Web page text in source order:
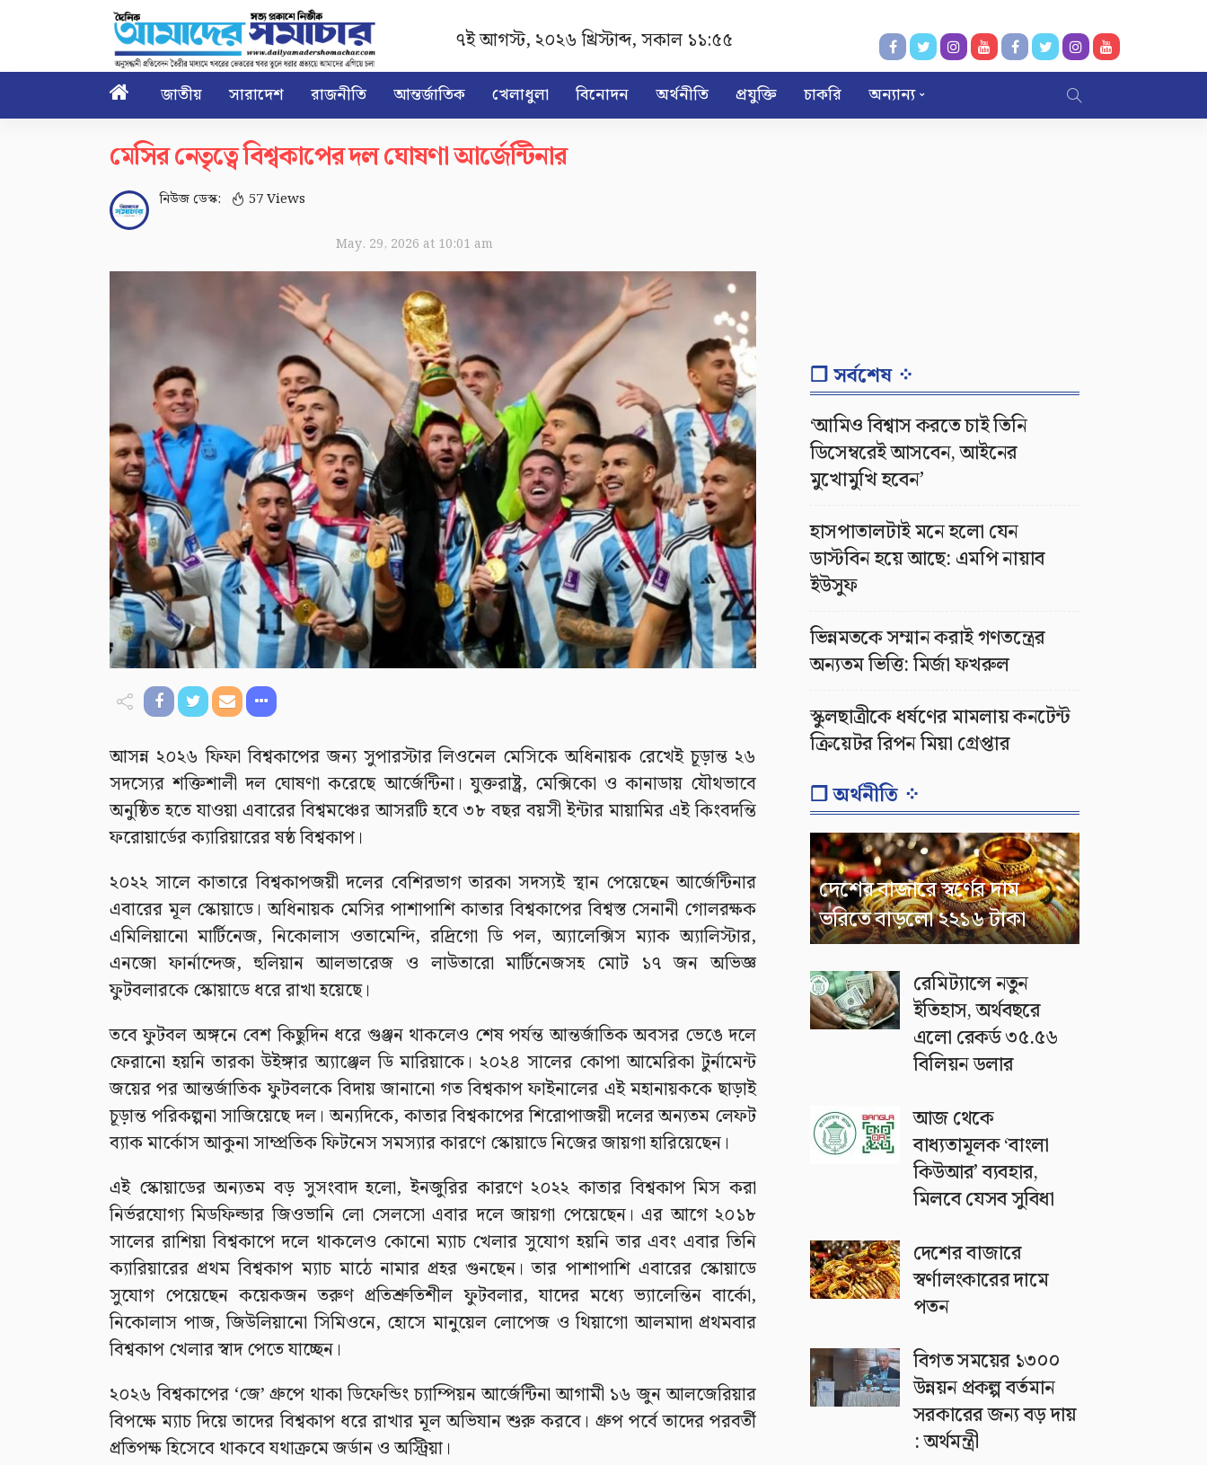
৭ই আগস্ট, ২০২৬ খ্রিস্টাব্দ,সকাল ১১:৫৫
 জাতীয় সারাদেশ রাজনীতি আন্তর্জাতিক খেলাধুলা বিনোদন অর্থনীতি প্রযুক্তি চাকরি অন্যান্য
মেসির নেতৃত্বে বিশ্বকাপের দল ঘোষণা আর্জেন্টিনার
নিউজ ডেস্ক: 57 Views
May. 29, 2026 at 10:01 am
আসন্ন ২০২৬ ফিফা বিশ্বকাপের জন্য সুপারস্টার লিওনেল মেসিকে অধিনায়ক রেখেই চূড়ান্ত ২৬
সদস্যের শক্তিশালী দল ঘোষণা করেছে আর্জেন্টিনা। যুক্তরাষ্ট্র, মেক্সিকো ও কানাডায় যৌথভাবে
অনুষ্ঠিত হতে যাওয়া এবারের বিশ্বমঞ্চের আসরটি হবে ৩৮ বছর বয়সী ইন্টার মায়ামির এই কিংবদন্তি
ফরোয়ার্ডের ক্যারিয়ারের ষষ্ঠ বিশ্বকাপ।
২০২২ সালে কাতারে বিশ্বকাপজয়ী দলের বেশিরভাগ তারকা সদস্যই স্থান পেয়েছেন আর্জেন্টিনার
এবারের মূল স্কোয়াডে। অধিনায়ক মেসির পাশাপাশি কাতার বিশ্বকাপের বিশ্বস্ত সেনানী গোলরক্ষক
এমিলিয়ানো মার্টিনেজ, নিকোলাস ওতামেন্দি, রদ্রিগো ডি পল, অ্যালেক্সিস ম্যাক অ্যালিস্টার,
এনজো ফার্নান্দেজ, হুলিয়ান আলভারেজ ও লাউতারো মার্টিনেজসহ মোট ১৭ জন অভিজ্ঞ
ফুটবলারকে স্কোয়াডে ধরে রাখা হয়েছে।
তবে ফুটবল অঙ্গনে বেশ কিছুদিন ধরে গুঞ্জন থাকলেও শেষ পর্যন্ত আন্তর্জাতিক অবসর ভেঙে দলে
ফেরানো হয়নি তারকা উইঙ্গার অ্যাঞ্জেল ডি মারিয়াকে। ২০২৪ সালের কোপা আমেরিকা টুর্নামেন্ট
জয়ের পর আন্তর্জাতিক ফুটবলকে বিদায় জানানো গত বিশ্বকাপ ফাইনালের এই মহানায়ককে ছাড়াই
চূড়ান্ত পরিকল্পনা সাজিয়েছে দল। অন্যদিকে, কাতার বিশ্বকাপের শিরোপাজয়ী দলের অন্যতম লেফট
ব্যাক মার্কোস আকুনা সাম্প্রতিক ফিটনেস সমস্যার কারণে স্কোয়াডে নিজের জায়গা হারিয়েছেন।
এই স্কোয়াডের অন্যতম বড় সুসংবাদ হলো, ইনজুরির কারণে ২০২২ কাতার বিশ্বকাপ মিস করা
নির্ভরযোগ্য মিডফিল্ডার জিওভানি লো সেলসো এবার দলে জায়গা পেয়েছেন। এর আগে ২০১৮
সালের রাশিয়া বিশ্বকাপে দলে থাকলেও কোনো ম্যাচ খেলার সুযোগ হয়নি তার এবং এবার তিনি
ক্যারিয়ারের প্রথম বিশ্বকাপ ম্যাচ মাঠে নামার প্রহর গুনছেন। তার পাশাপাশি এবারের স্কোয়াডে
সুযোগ পেয়েছেন কয়েকজন তরুণ প্রতিশ্রুতিশীল ফুটবলার, যাদের মধ্যে ভ্যালেন্তিন বার্কো,
নিকোলাস পাজ, জিউলিয়ানো সিমিওনে, হোসে মানুয়েল লোপেজ ও থিয়াগো আলমাদা প্রথমবার
বিশ্বকাপ খেলার স্বাদ পেতে যাচ্ছেন।
২০২৬ বিশ্বকাপের ‘জে’ গ্রুপে থাকা ডিফেন্ডিং চ্যাম্পিয়ন আর্জেন্টিনা আগামী ১৬ জুন আলজেরিয়ার
বিপক্ষে ম্যাচ দিয়ে তাদের বিশ্বকাপ ধরে রাখার মূল অভিযান শুরু করবে। গ্রুপ পর্বে তাদের পরবর্তী
প্রতিপক্ষ হিসেবে থাকবে যথাক্রমে জর্ডান ও অস্ট্রিয়া।
❐ সর্বশেষ ⁘
‘আমিও বিশ্বাস করতে চাই তিনি
ডিসেম্বরেই আসবেন, আইনের
মুখোমুখি হবেন’
হাসপাতালটাই মনে হলো যেন
ডাস্টবিন হয়ে আছে: এমপি নায়াব
ইউসুফ
ভিন্নমতকে সম্মান করাই গণতন্ত্রের
অন্যতম ভিত্তি: মির্জা ফখরুল
স্কুলছাত্রীকে ধর্ষণের মামলায় কনটেন্ট
ক্রিয়েটর রিপন মিয়া গ্রেপ্তার
❐ অর্থনীতি ⁘
দেশের বাজারে স্বর্ণের দাম
ভরিতে বাড়লো ২২১৬ টাকা
রেমিট্যান্সে নতুন
ইতিহাস, অর্থবছরে
এলো রেকর্ড ৩৫.৫৬
বিলিয়ন ডলার
আজ থেকে
বাধ্যতামূলক ‘বাংলা
কিউআর’ ব্যবহার,
মিলবে যেসব সুবিধা
দেশের বাজারে
স্বর্ণালংকারের দামে
পতন
বিগত সময়ের ১৩০০
উন্নয়ন প্রকল্প বর্তমান
সরকারের জন্য বড় দায়
: অর্থমন্ত্রী